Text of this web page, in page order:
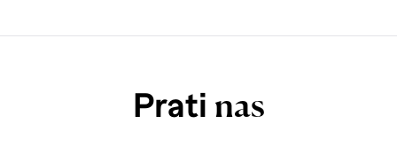
Prati nas